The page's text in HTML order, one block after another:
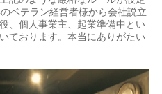
ベテラン経営者様から会社説立
、個人事業主、起業準備中とい
ております。本当にありがたい